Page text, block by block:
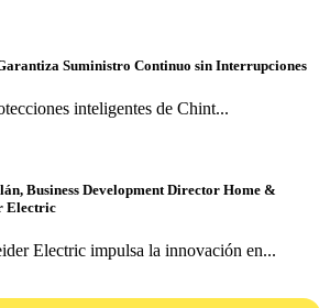
Suministro Continuo sin Interrupciones
inteligentes de Chint...
Business Development Director Home &
Electric
Electric impulsa la innovación en...